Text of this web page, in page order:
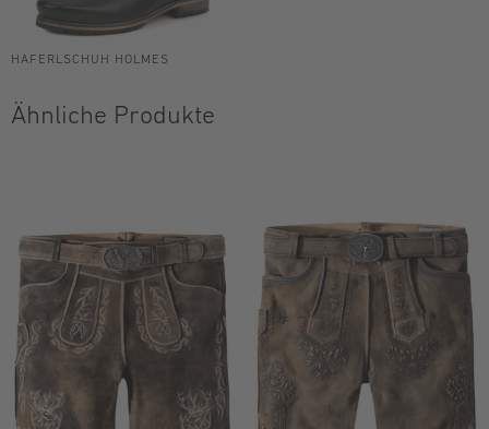
HAFERLSCHUH HOLMES
Ähnliche Produkte